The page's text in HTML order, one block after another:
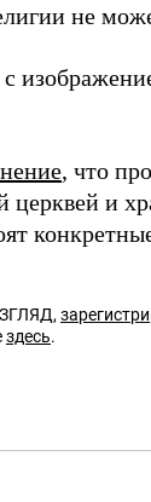
не
с
, что
и
здесь.